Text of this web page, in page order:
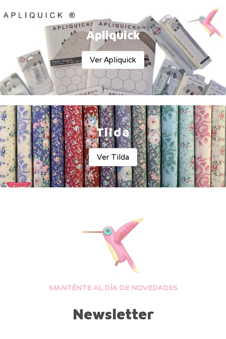
Apliquick
Ver Apliquick
Tilda
Ver Tilda
MANTÉNTE AL DÍA DE NOVEDADES
Newsletter